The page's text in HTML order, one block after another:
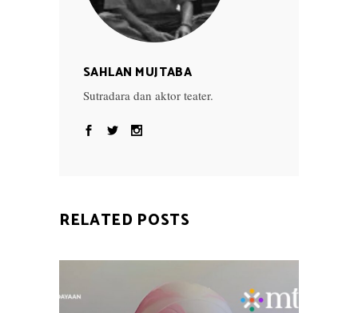
SAHLAN MUJTABA
Sutradara dan aktor teater.
RELATED POSTS